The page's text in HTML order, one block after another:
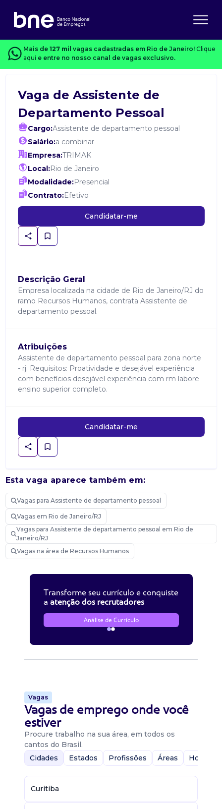
Mais de 127 mil vagas cadastradas em Rio de Janeiro! Clique
aqui e entre no nosso canal de vagas exclusivo.
Vaga de Assistente de
Departamento Pessoal
Cargo:Assistente de departamento pessoal
Salário:a combinar
Empresa:TRIMAK
Local:Rio de Janeiro
Modalidade:Presencial
Contrato:Efetivo
Candidatar-me
Descrição Geral
Empresa localizada na cidade de Rio de Janeiro/RJ do
ramo Recursos Humanos, contrata Assistente de
departamento pessoal.
Atribuições
Assistente de departamento pessoal para zona norte
- rj. Requisitos: Proatividade e desejável experiência
com benefícios desejável experiência com rm labore
ensino superior completo.
Candidatar-me
Esta vaga aparece também em:
Vagas para Assistente de departamento pessoal
Vagas em Rio de Janeiro/RJ
Vagas para Assistente de departamento pessoal em Rio de
Janeiro/RJ
Vagas na área de Recursos Humanos
Transforme seu currículo e conquiste
a atenção dos recrutadores
Análise de Currículo
Vagas
Vagas de emprego onde você
estiver
Procure trabalho na sua área, em todos os
cantos do Brasil.
Cidades
Estados Profissões Áreas Home-
Curitiba